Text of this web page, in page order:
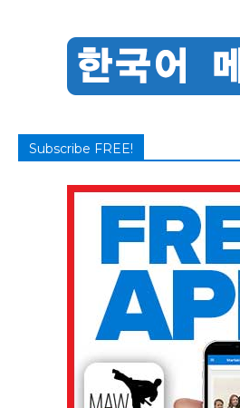
Subscribe FREE!